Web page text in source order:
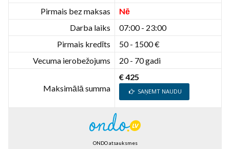
Pirmais bez maksas
Nē
Darba laiks
07:00 - 23:00
Pirmais kredīts
50 - 1500 €
Vecuma ierobežojums
20 - 70 gadi
Maksimālā summa
€ 425
SAŅEMT NAUDU
ONDO atsauksmes